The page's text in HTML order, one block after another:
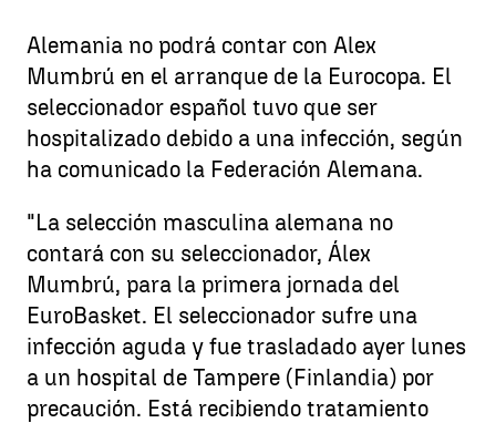
Alemania no podrá contar con Alex
Mumbrú en el arranque de la Eurocopa. El
seleccionador español tuvo que ser
hospitalizado debido a una infección, según
ha comunicado la Federación Alemana.
"La selección masculina alemana no
contará con su seleccionador, Álex
Mumbrú, para la primera jornada del
EuroBasket. El seleccionador sufre una
infección aguda y fue trasladado ayer lunes
a un hospital de Tampere (Finlandia) por
precaución. Está recibiendo tratamiento